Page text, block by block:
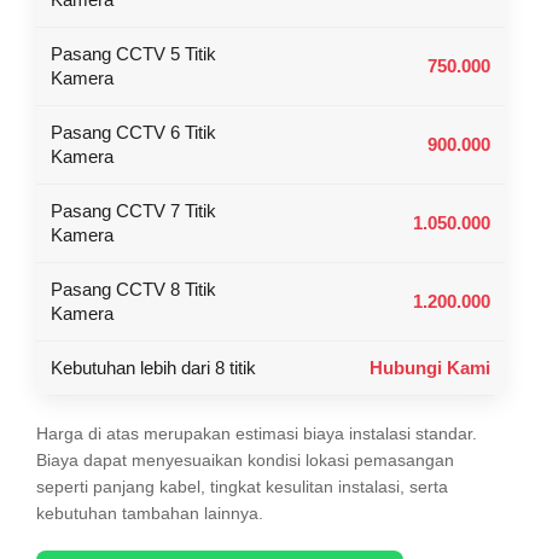
Pasang CCTV 5 Titik
Kamera
750.000
Pasang CCTV 6 Titik
Kamera
900.000
Pasang CCTV 7 Titik
Kamera
1.050.000
Pasang CCTV 8 Titik
Kamera
1.200.000
Kebutuhan lebih dari 8 titik Hubungi Kami
Harga di atas merupakan estimasi biaya instalasi standar.
Biaya dapat menyesuaikan kondisi lokasi pemasangan
seperti panjang kabel, tingkat kesulitan instalasi, serta
kebutuhan tambahan lainnya.